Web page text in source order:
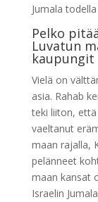
Jumala
Pelko
Luvatun
kaupungit
Vielä on
asia. Rahab
teki liiton,
vaeltanut
maan rajalla,
pelänneet
maan kansat
Israelin